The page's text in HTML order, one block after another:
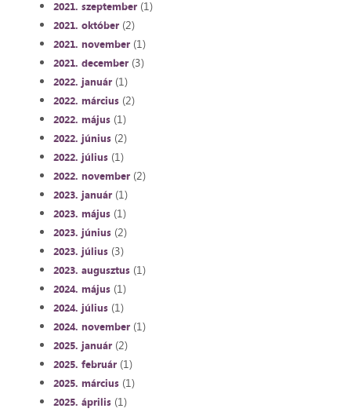
2021. szeptember(1)
2021. október(2)
2021. november(1)
2021. december(3)
2022. január(1)
2022. március(2)
2022. május(1)
2022. június(2)
2022. július(1)
2022. november(2)
2023. január(1)
2023. május(1)
2023. június(2)
2023. július(3)
2023. augusztus(1)
2024. május(1)
2024. július(1)
2024. november(1)
2025. január(2)
2025. február(1)
2025. március(1)
2025. április(1)